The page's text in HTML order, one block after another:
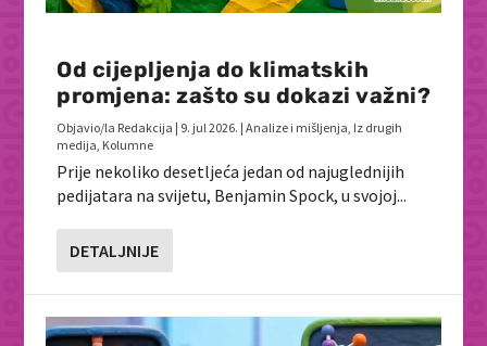
Od cijepljenja do klimatskih
promjena: zašto su dokazi važni?
Objavio/la Redakcija | 9. jul 2026. |Analize i mišljenja, Iz drugih
medija, Kolumne
Prije nekoliko desetljeća jedan od najuglednijih
pedijatara na svijetu, Benjamin Spock, u svojoj...
DETALJNIJE